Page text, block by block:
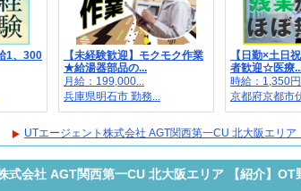
1、300
【未経験歓迎】モクモク作業
★給湯器部品の...
月給：199,000...
兵庫県明石市 勤務...
【日勤×土日
者歓迎☆医療
時給：1,350
京都府京都市
UTエージェント株式会社 AGT関西第一CU 北大阪エリ
式会社 AGT関西第一CU 北大阪エリア 【紹介】